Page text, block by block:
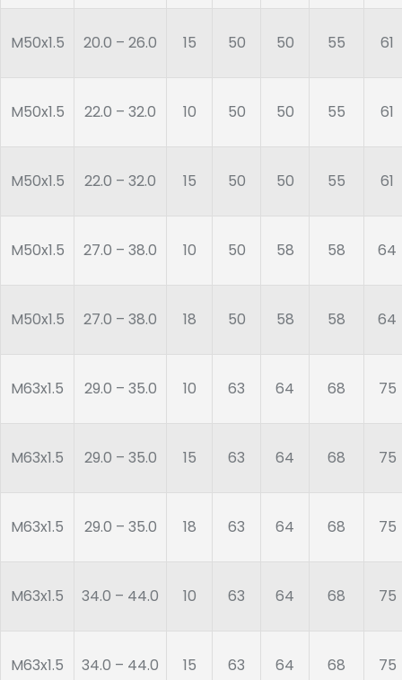
M50x1.5 20.0 – 26.0 15 50 50 55 61
M50x1.5 22.0 – 32.0 10 50 50 55 61
M50x1.5 22.0 – 32.0 15 50 50 55 61
M50x1.5 27.0 – 38.0 10 50 58 58 64
M50x1.5 27.0 – 38.0 18 50 58 58 64
M63x1.5 29.0 – 35.0 10 63 64 68 75
M63x1.5 29.0 – 35.0 15 63 64 68 75
M63x1.5 29.0 – 35.0 18 63 64 68 75
M63x1.5 34.0 – 44.0 10 63 64 68 75
M63x1.5 34.0 – 44.0 15 63 64 68 75